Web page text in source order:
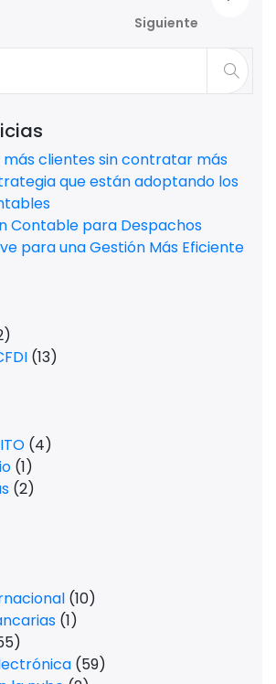
Siguiente
clientes sin contratar más
que están adoptando los
Contable para Despachos
para una Gestión Más Eficiente
(13)
(4)
(1)
(2)
(10)
(1)
(59)